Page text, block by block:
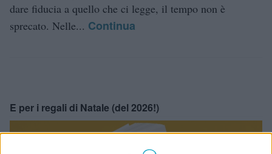
dare fiducia a quello che ci legge, il tempo non è
sprecato. Nelle... Continua
E per i regali di Natale (del 2026!)